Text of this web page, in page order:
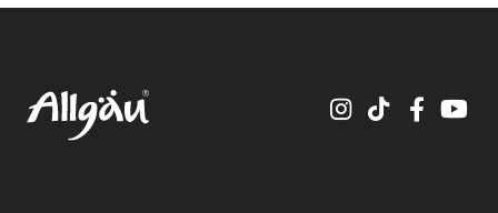
InstagramTikTok